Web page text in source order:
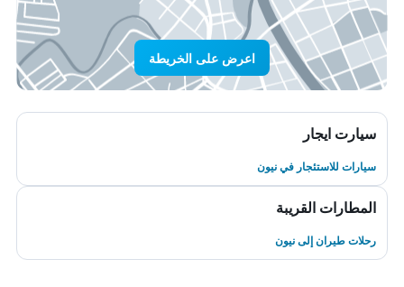
اعرض على الخريطة
سيارت ايجار
سيارات للاستئجار في نيون
المطارات القريبة
رحلات طيران إلى نيون